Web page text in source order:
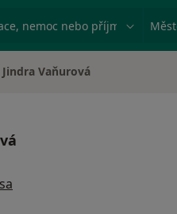
nemoc nebo příjmení
města
Jindra Vaňurová